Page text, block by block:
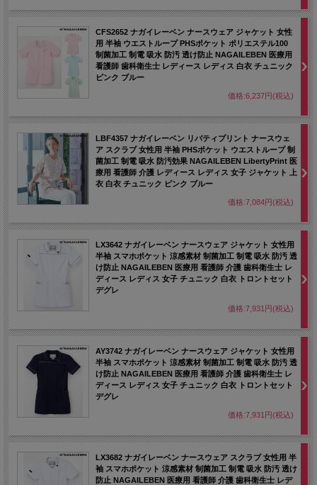
CFS2652 ナガイレーベン ナースウェア ジャケット 女性
用 半袖 ウエストループ PHSポケット ポリエステル100
制菌加工 制電 吸水 防汚 透け防止 NAGAILEBEN 医療用
看護師 歯科衛生士 レディース レディス 白衣 チュニック
ピンク ブルー
価格:6,237円(税込)
LBF4357 ナガイレーベン リバティプリント ナースウェ
ア スクラブ 女性用 半袖 PHSポケット ウエストループ 制
菌加工 制電 吸水 防汚効果 NAGAILEBEN LibertyPrint 医
療用 看護師 介護 レディース レディス 女子 ジャケット 上
衣 白衣 チュニック ピンク ブルー
価格:7,084円(税込)
LX3642 ナガイレーベン ナースウェア ジャケット 女性用
半袖 スマホポケット 涼感素材 制菌加工 制電 吸水 防汚 透
け防止 NAGAILEBEN 医療用 看護師 介護 歯科衛生士 レ
ディース レディス 女子 チュニック 白衣 トロントセット
デグレ
価格:7,931円(税込)
AY3742 ナガイレーベン ナースウェア ジャケット 女性用
半袖 スマホポケット 涼感素材 制菌加工 制電 吸水 防汚 透
け防止 NAGAILEBEN 医療用 看護師 介護 歯科衛生士 レ
ディース レディス 女子 チュニック 白衣 トロントセット
デグレ
価格:7,931円(税込)
LX3682 ナガイレーベン ナースウェア スクラブ 女性用 半
袖 スマホポケット 涼感素材 制菌加工 制電 吸水 防汚 透け
防止 NAGAILEBEN 医療用 看護師 介護 歯科衛生士 レデ